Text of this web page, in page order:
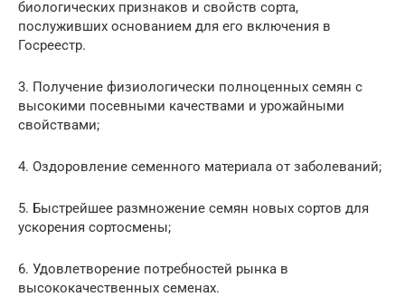
биологических признаков и свойств сорта,
послуживших основанием для его включения в
Госреестр.
3. Получение физиологически полноценных семян с
высокими посевными качествами и урожайными
свойствами;
4. Оздоровление семенного материала от заболеваний;
5. Быстрейшее размножение семян новых сортов для
ускорения сортосмены;
6. Удовлетворение потребностей рынка в
высококачественных семенах.